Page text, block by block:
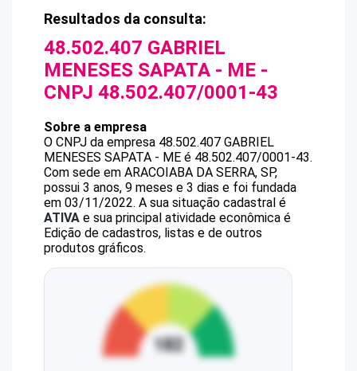
Resultados da consulta:
48.502.407 GABRIEL
MENESES SAPATA - ME -
CNPJ 48.502.407/0001-43
Sobre a empresa
O CNPJ da empresa 48.502.407 GABRIEL
MENESES SAPATA - ME é 48.502.407/0001-43.
Com sede em ARACOIABA DA SERRA, SP,
possui 3 anos, 9 meses e 3 dias e foi fundada
em 03/11/2022. A sua situação cadastral é
ATIVA e sua principal atividade econômica é
Edição de cadastros, listas e de outros
produtos gráficos.